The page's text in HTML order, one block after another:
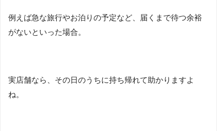
例えば急な旅行やお泊りの予定など、届くまで待つ余裕
がないといった場合。
実店舗なら、その日のうちに持ち帰れて助かりますよ
ね。